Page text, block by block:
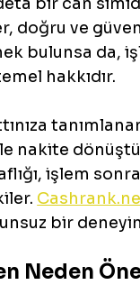
doğru ve
bulunsa da,
hakkıdır.
nakite
işlem
bir
Neden